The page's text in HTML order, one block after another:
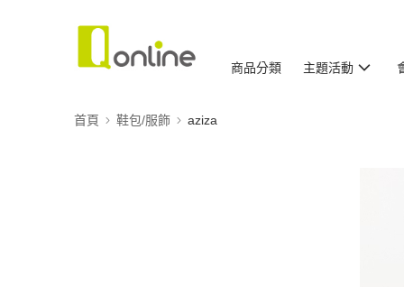
商品分類 主題活動
首頁 鞋包/服飾 aziza